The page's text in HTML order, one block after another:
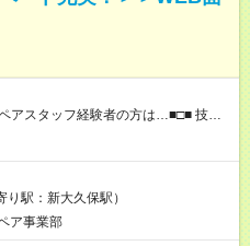
ます！ ・現場数に応じて『日給が1.2
『1.5倍』になることも…！ ・その他
あり ◆子供手当あり ◆宿泊手当あり
先輩スタッフの給与例
週5日勤務Aさん ＞＞日給11，000円
用期間あり 試
駅：新大久保駅）
ア事業部